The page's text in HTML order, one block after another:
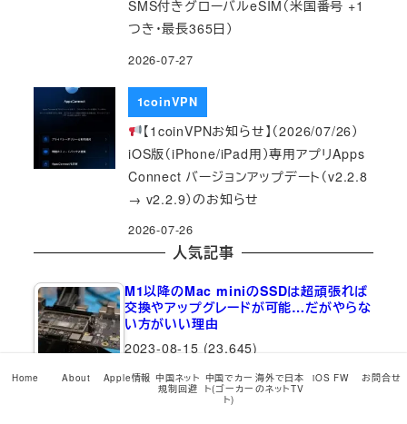
SMS付きグローバルeSIM（米国番号 +1
つき・最長365日）
2026-07-27
1coinVPN
【1coinVPNお知らせ】（2026/07/26）
iOS版（iPhone/iPad用）専用アプリApps
Connect バージョンアップデート（v2.2.8
→ v2.2.9）のお知らせ
2026-07-26
人気記事
M1以降のMac miniのSSDは超頑張れば
交換やアップグレードが可能…だがやらな
い方がいい理由
2023-08-15 (23,645)
【全バージョン全機種網羅！最新iOS…
Home About Apple情報 中国ネット
規制回避
中国でカー
ト(ゴーカー
ト)
海外で日本
のネットTV
iOS FW お問合せ